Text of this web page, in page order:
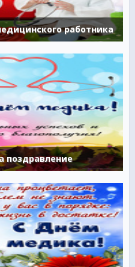
работника
поздравление